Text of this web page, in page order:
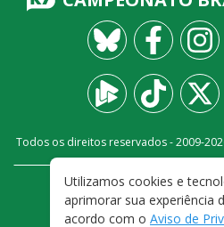
Todos os direitos reservados - 2009-
FALE CONOSCO
TERMOS E
Utilizamos cookies e
aprimorar sua experiência
acordo com o Aviso de